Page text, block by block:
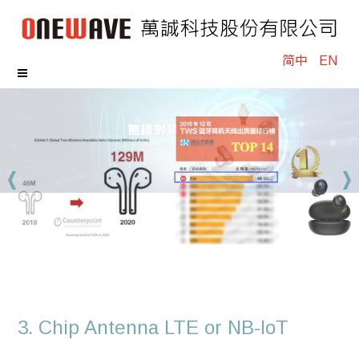
简中 EN
3. Chip Antenna LTE or NB-loT